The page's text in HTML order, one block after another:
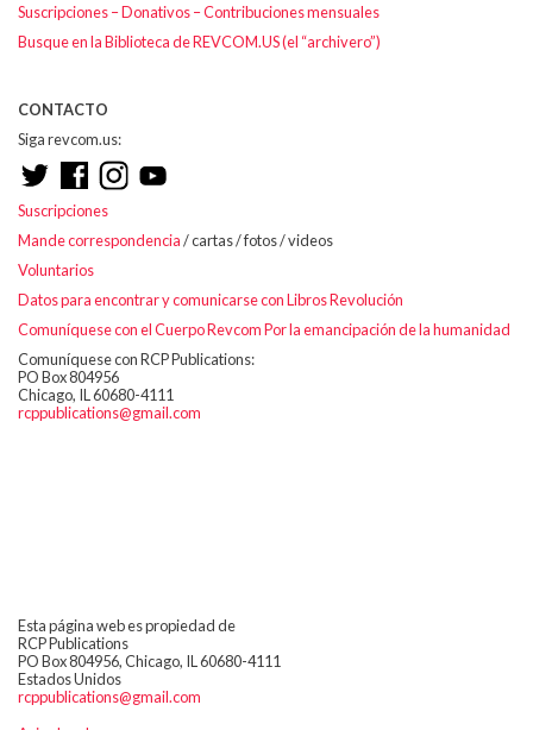
Suscripciones – Donativos – Contribuciones mensuales
Busque en la Biblioteca de REVCOM.US (el “archivero”)
CONTACTO
Siga revcom.us:
Suscripciones
Mande correspondencia/ cartas / fotos / videos
Voluntarios
Datos para encontrar y comunicarse con Libros Revolución
Comuníquese con el Cuerpo Revcom Por la emancipación de la humanidad
Comuníquese con RCP Publications:
PO Box 804956
Chicago, IL 60680-4111
rcppublications@gmail.com
Esta página web es propiedad de
RCP Publications
PO Box 804956, Chicago, IL 60680-4111
Estados Unidos
rcppublications@gmail.com